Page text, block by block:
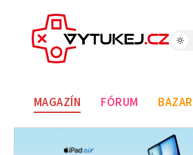
MAGAZÍN FÓRUM BAZAR